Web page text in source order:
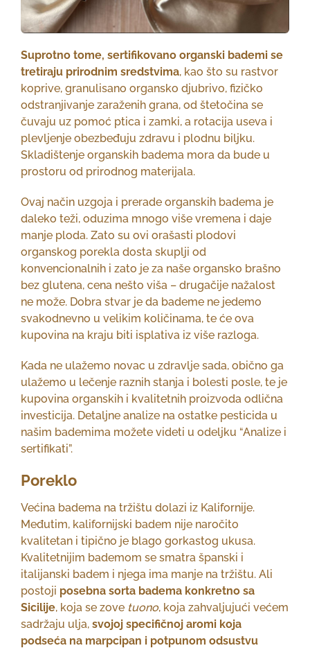
Suprotno tome, sertifikovano organski bademi se
tretiraju prirodnim sredstvima, kao što su rastvor
koprive, granulisano organsko djubrivo, fizičko
odstranjivanje zaraženih grana, od štetočina se
čuvaju uz pomoć ptica i zamki, a rotacija useva i
plevljenje obezbeđuju zdravu i plodnu biljku.
Skladištenje organskih badema mora da bude u
prostoru od prirodnog materijala.
Ovaj način uzgoja i prerade organskih badema je
daleko teži, oduzima mnogo više vremena i daje
manje ploda. Zato su ovi orašasti plodovi
organskog porekla dosta skuplji od
konvencionalnih i zato je za naše organsko brašno
bez glutena, cena nešto viša – drugačije nažalost
ne može. Dobra stvar je da bademe ne jedemo
svakodnevno u velikim količinama, te će ova
kupovina na kraju biti isplativa iz više razloga.
Kada ne ulažemo novac u zdravlje sada, obično ga
ulažemo u lečenje raznih stanja i bolesti posle, te je
kupovina organskih i kvalitetnih proizvoda odlična
investicija. Detaljne analize na ostatke pesticida u
našim bademima možete videti u odeljku “Analize i
sertifikati”.
Poreklo
Većina badema na tržištu dolazi iz Kalifornije.
Međutim, kalifornijski badem nije naročito
kvalitetan i tipično je blago gorkastog ukusa.
Kvalitetnijim bademom se smatra španski i
italijanski badem i njega ima manje na tržištu. Ali
postoji posebna sorta badema konkretno sa
Sicilije, koja se zove tuono, koja zahvaljujući većem
sadržaju ulja, svojoj specifičnoj aromi koja
podseća na marpcipan i potpunom odsustvu